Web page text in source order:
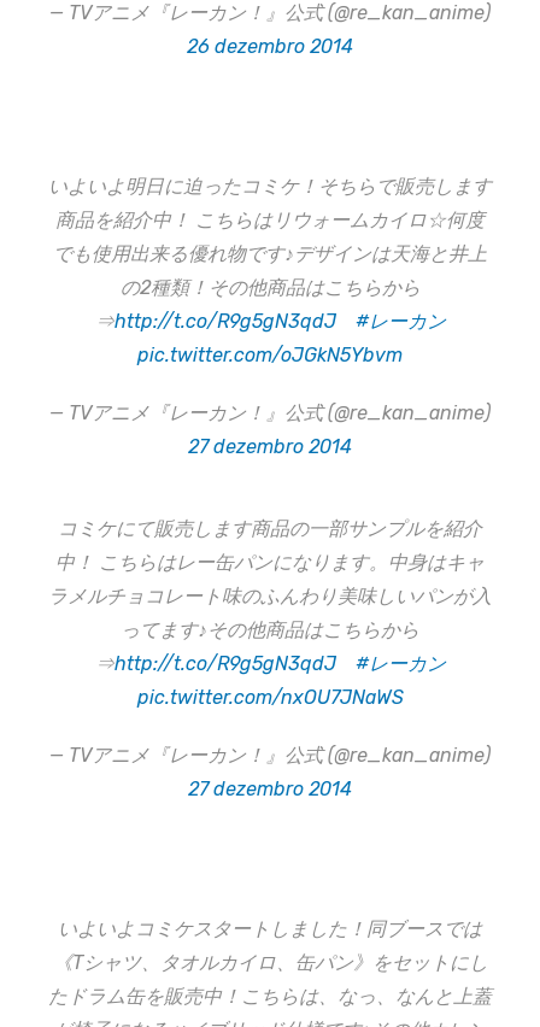
— TVアニメ『レーカン！』公式 (@re_kan_anime)
26 dezembro 2014
いよいよ明日に迫ったコミケ！そちらで販売します
商品を紹介中！ こちらはリウォームカイロ☆何度
でも使用出来る優れ物です♪デザインは天海と井上
の2種類！その他商品はこちらから
⇒http://t.co/R9g5gN3qdJ
#レーカン
pic.twitter.com/oJGkN5Ybvm
— TVアニメ『レーカン！』公式 (@re_kan_anime)
27 dezembro 2014
コミケにて販売します商品の一部サンプルを紹介
中！ こちらはレー缶パンになります。中身はキャ
ラメルチョコレート味のふんわり美味しいパンが入
ってます♪その他商品はこちらから
⇒http://t.co/R9g5gN3qdJ
#レーカン
pic.twitter.com/nxOU7JNaWS
— TVアニメ『レーカン！』公式 (@re_kan_anime)
27 dezembro 2014
いよいよコミケスタートしました！同ブースでは
《Tシャツ、タオルカイロ、缶パン》をセットにし
たドラム缶を販売中！こちらは、なっ、なんと上蓋